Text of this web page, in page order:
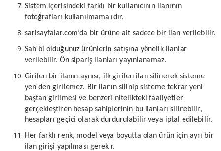
Sistem içerisindeki farklı bir kullanıcının ilanının
fotoğrafları kullanılmamalıdır.
sarisayfalar.com’da bir ürüne ait sadece bir ilan verilebilir.
Sahibi olduğunuz ürünlerin satışına yönelik ilanlar
verilebilir. Ön sipariş ilanları yayınlanamaz.
Girilen bir ilanın aynısı, ilk girilen ilan silinerek sisteme
yeniden girilemez. Bir ilanın silinip sisteme tekrar yeni
baştan girilmesi ve benzeri nitelikteki faaliyetleri
gerçekleştiren hesap sahiplerinin bu ilanları silinebilir,
hesapları geçici olarak durdurulabilir veya iptal edilebilir.
Her farklı renk, model veya boyutta olan ürün için ayrı bir
ilan girişi yapılması gerekir.